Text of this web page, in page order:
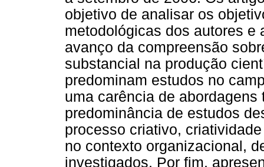
objetivo de analisar os
metodológicas dos autores e
avanço da compreensão
substancial na produção
predominam estudos no
uma carência de
predominância de estudos
processo criativo,
no contexto organizacional,
investigados. Por fim,